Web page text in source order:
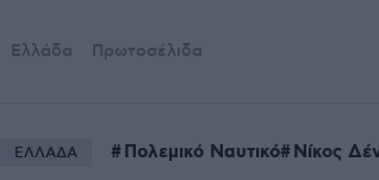
Ελλάδα Πρωτοσέλιδα
ΕΛΛΑΔΑ Πολεμικό Ναυτικό Νίκος